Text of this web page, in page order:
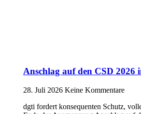
Anschlag auf den CSD 2026
28. Juli 2026 Keine Kommentare
dgti fordert konsequenten Schutz,